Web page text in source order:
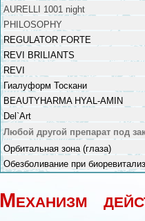
AURELLI 1001 night
PHILOSOPHY
REGULATOR FORTE
REVI BRILIANTS
REVI
Гиалуформ Тоскани
BEAUTYHARMA HYAL-AMIN
Del`Art
Любой другой препарат под
Орбитальная зона (глаза)
Обезболивание при
Механизм